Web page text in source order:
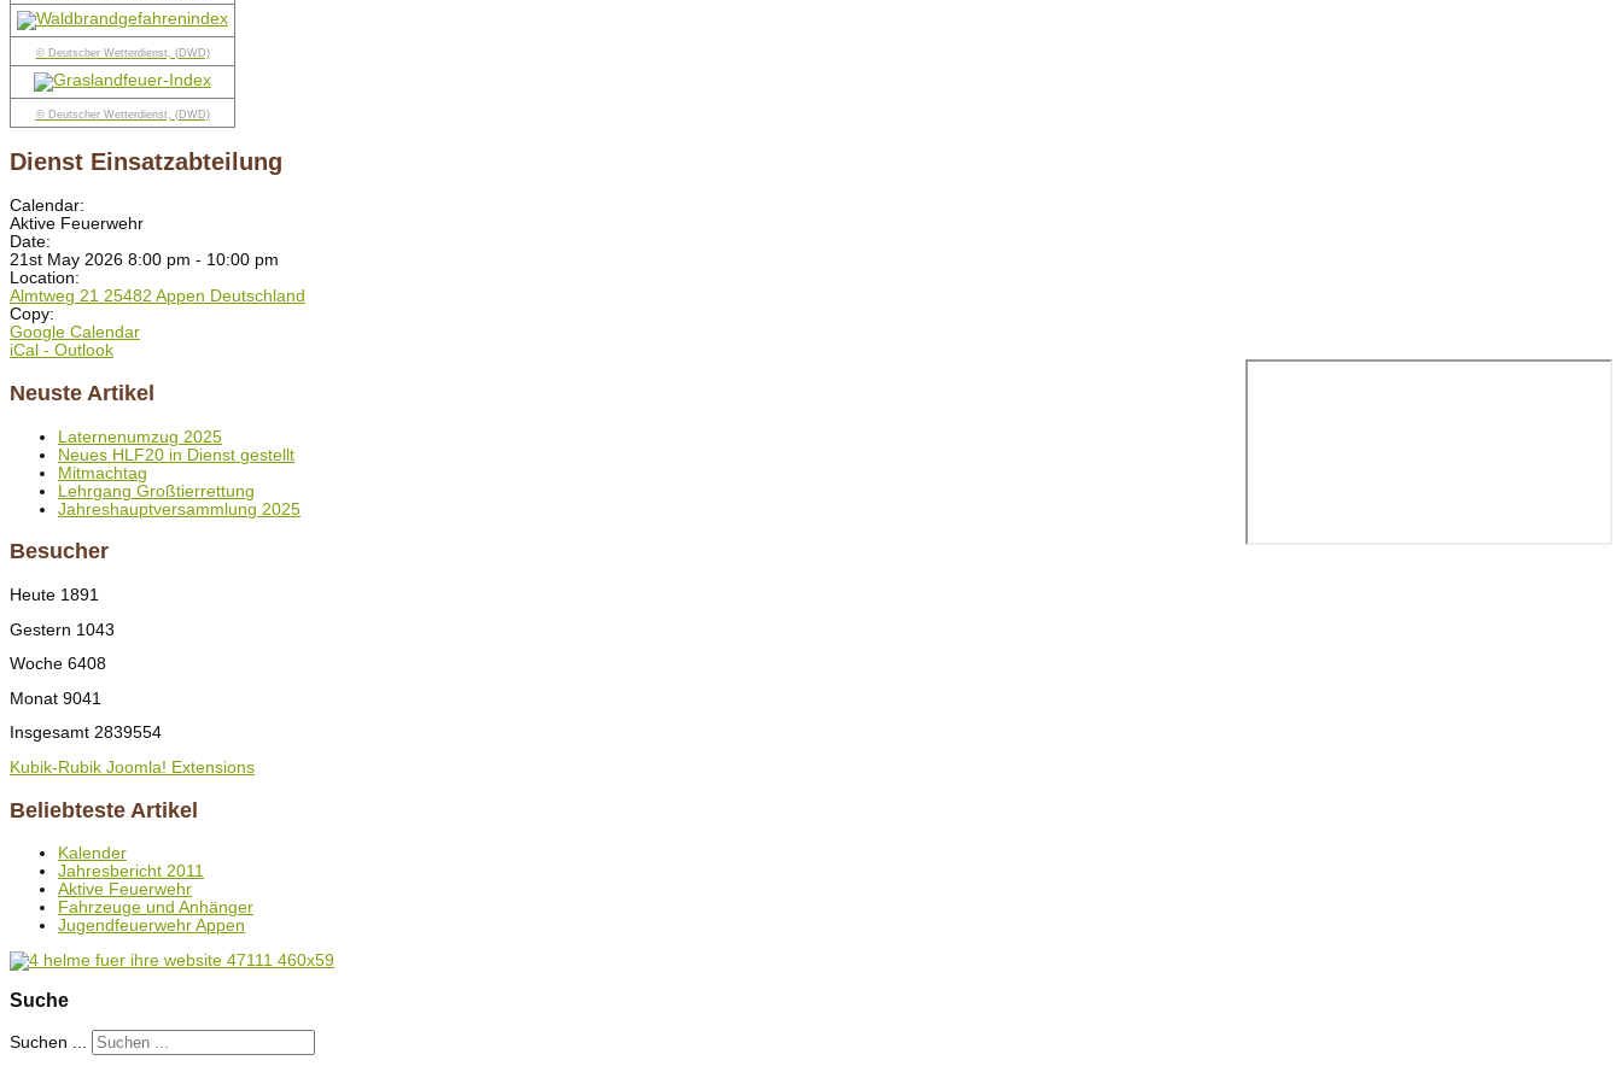
© Deutscher Wetterdienst, (DWD)
© Deutscher Wetterdienst, (DWD)
Dienst Einsatzabteilung
Calendar:
Aktive Feuerwehr
Date:
21st May 2026 8:00 pm - 10:00 pm
Location:
Almtweg 21 25482 Appen Deutschland
Copy:
Google Calendar
iCal - Outlook
Neuste Artikel
Laternenumzug 2025
Neues HLF20 in Dienst gestellt
Mitmachtag
Lehrgang Großtierrettung
Jahreshauptversammlung 2025
Besucher
Heute 1891
Gestern 1043
Woche 6408
Monat 9041
Insgesamt 2839554
Kubik-Rubik Joomla! Extensions
Beliebteste Artikel
Kalender
Jahresbericht 2011
Aktive Feuerwehr
Fahrzeuge und Anhänger
Jugendfeuerwehr Appen
Suche
Suchen ...